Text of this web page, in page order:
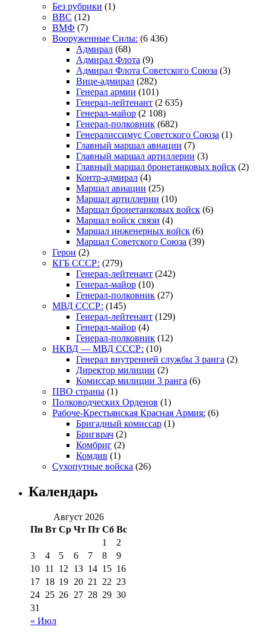
Без рубрики (1)
ВВС (12)
ВМФ (7)
Вооруженные Силы: (6 436)
Адмирал (68)
Адмирал Флота (9)
Адмирал Флота Советского Союза (3)
Вице-адмирал (282)
Генерал армии (101)
Генерал-лейтенант (2 635)
Генерал-майор (2 108)
Генерал-полковник (682)
Генералиссимус Советского Союза (1)
Главный маршал авиации (7)
Главный маршал артиллерии (3)
Главный маршал бронетанковых войск (2)
Контр-адмирал (4)
Маршал авиации (25)
Маршал артиллерии (10)
Маршал бронетанковых войск (6)
Маршал войск связи (4)
Маршал инженерных войск (6)
Маршал Советского Союза (39)
Герои (2)
КГБ СССР: (279)
Генерал-лейтенант (242)
Генерал-майор (10)
Генерал-полковник (27)
МВД СССР: (145)
Генерал-лейтенант (129)
Генерал-майор (4)
Генерал-полковник (12)
НКВД — МВД СССР: (10)
Генерал внутренней службы 3 ранга (2)
Директор милиции (2)
Комиссар милиции 3 ранга (6)
ПВО страны (1)
Полководческих Орденов (1)
Рабоче-Крестьянская Красная Армия: (6)
Бригадный комиссар (1)
Бригврач (2)
Комбриг (2)
Комдив (1)
Сухопутные войска (26)
Календарь
Август 2026
Пн Вт Ср Чт Пт Сб Вс
« Июл
1
2
3
4 5 6 7 8
9
10 11 12 13 14 15 16
17 18 19 20 21 22 23
24 25 26 27 28 29 30
31